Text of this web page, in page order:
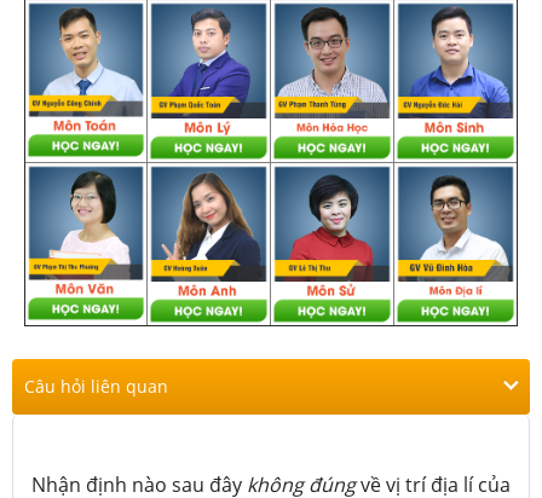
Câu hỏi liên quan
Nhận định nào sau đây không đúngvề vị trí địa lí của